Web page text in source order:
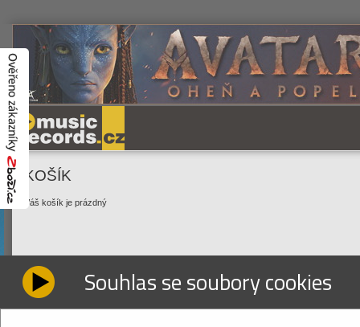
KOŠÍK
Váš košík je prázdný
Souhlas se soubory cookies